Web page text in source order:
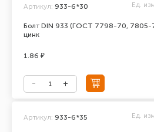
Болт DIN 933 (ГОСТ 7798-70, 7805-
цинк
Артикул: 933-6*30 Ед.
1.86 ₽
Артикул: 933-6*35 Ед.